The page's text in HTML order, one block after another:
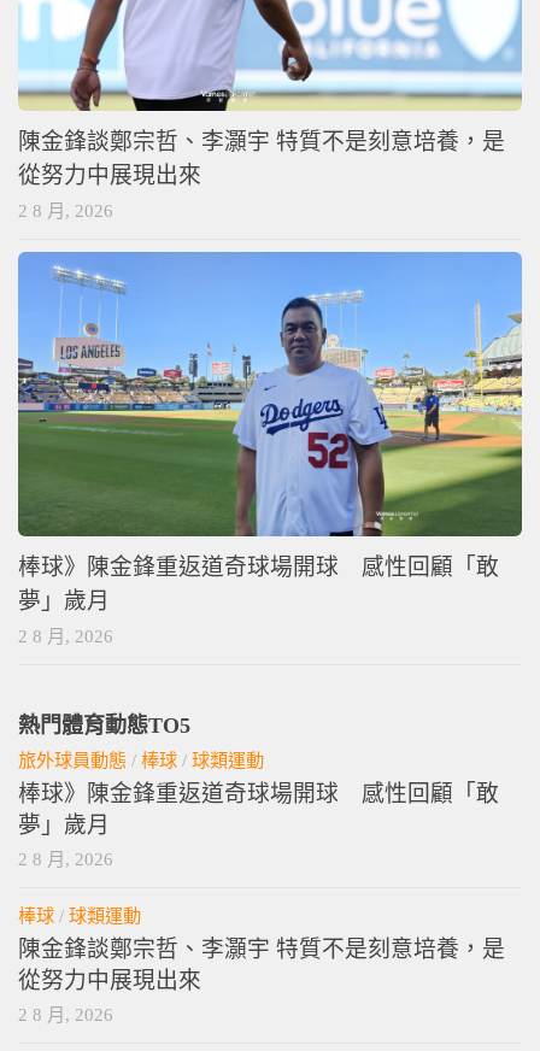
陳金鋒談鄭宗哲、李灝宇 特質不是刻意培養，是
從努力中展現出來
2 8 月, 2026
棒球》陳金鋒重返道奇球場開球 感性回顧「敢
夢」歲月
2 8 月, 2026
熱門體育動態TO5
旅外球員動態 / 棒球 / 球類運動
棒球》陳金鋒重返道奇球場開球 感性回顧「敢
夢」歲月
2 8 月, 2026
棒球 / 球類運動
陳金鋒談鄭宗哲、李灝宇 特質不是刻意培養，是
從努力中展現出來
2 8 月, 2026